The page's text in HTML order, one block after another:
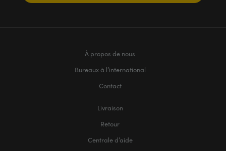
À propos de nous
Bureaux à l’international
Contact
Livraison
Retour
Centrale d’aide